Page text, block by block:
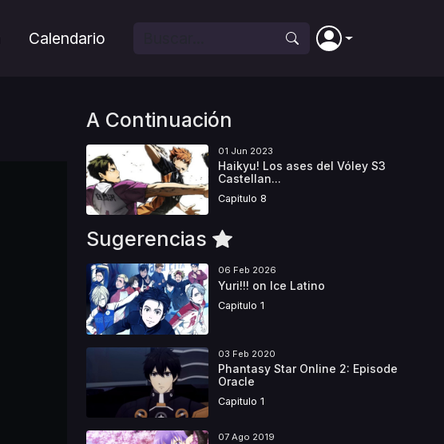
Calendario
A Continuación
01 Jun 2023
Haikyu! Los ases del Vóley S3
Castellan...
Capitulo 8
Sugerencias
06 Feb 2026
Yuri!!! on Ice Latino
Capitulo 1
03 Feb 2020
Phantasy Star Online 2: Episode
Oracle
Capitulo 1
07 Ago 2019